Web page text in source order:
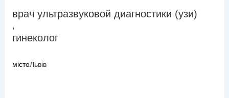
врач ультразвуковой диагностики (узи)
,
гинеколог
містоЛьвів